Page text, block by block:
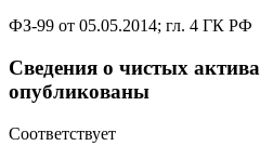
ФЗ-99 от 05.05.2014; гл. 4 ГК РФ
Сведения о чистых
опубликованы
Соответствует